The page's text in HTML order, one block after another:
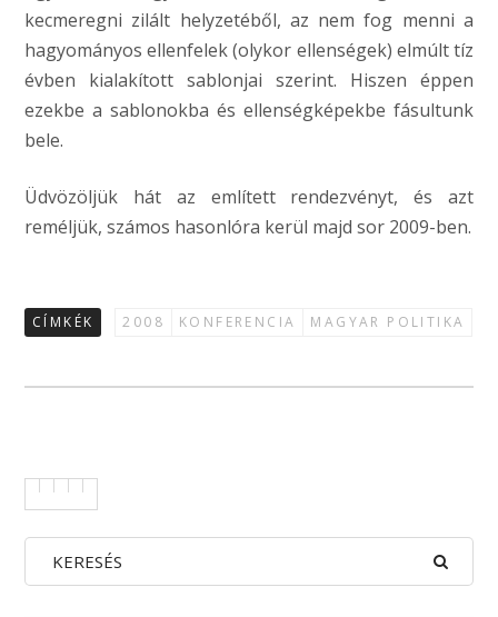
kecmeregni zilált helyzetéből, az nem fog menni a
hagyományos ellenfelek (olykor ellenségek) elmúlt tíz
évben kialakított sablonjai szerint. Hiszen éppen
ezekbe a sablonokba és ellenségképekbe fásultunk
bele.
Üdvözöljük hát az említett rendezvényt, és azt
reméljük, számos hasonlóra kerül majd sor 2009-ben.
CÍMKÉK 2008 KONFERENCIA MAGYAR POLITIKA